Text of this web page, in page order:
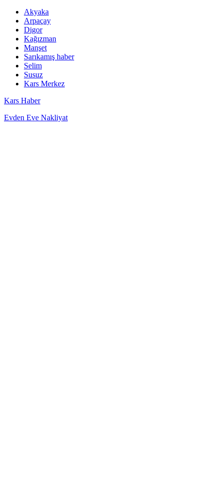
Akyaka
Arpaçay
Digor
Kağızman
Manşet
Sarıkamış haber
Selim
Susuz
Kars Merkez
Kars Haber
Evden Eve Nakliyat